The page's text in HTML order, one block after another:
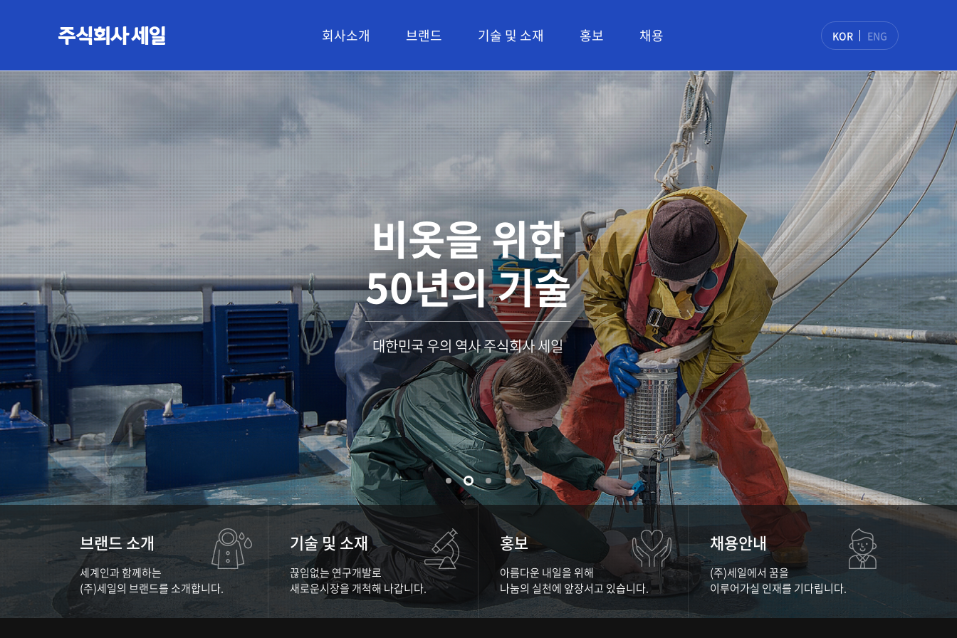
회사소개 브랜드 기술 및 소재 홍보 채용 KOR ENG
비옷을 위한
50년의 기술
대한민국 우의 역사 주식회사 세일
브랜드 소개
세계인과 함께하는
(주)세일의 브랜드를 소개합니다.
기술 및 소재
끊임없는 연구개발로
새로운시장을 개척해 나갑니다.
홍보
아름다운 내일을 위해
나눔의 실천에 앞장서고 있습니다.
채용안내
(주)세일에서 꿈을
이루어가실 인재를 기다립니다.